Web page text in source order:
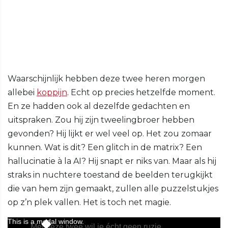
Waarschijnlijk hebben deze twee heren morgen
allebei koppijn. Echt op precies hetzelfde moment.
En ze hadden ook al dezelfde gedachten en
uitspraken. Zou hij zijn tweelingbroer hebben
gevonden? Hij lijkt er wel veel op. Het zou zomaar
kunnen. Wat is dit? Een glitch in de matrix? Een
hallucinatie à la AI? Hij snapt er niks van. Maar als hij
straks in nuchtere toestand de beelden terugkijkt
die van hem zijn gemaakt, zullen alle puzzelstukjes
op z’n plek vallen. Het is toch net magie.